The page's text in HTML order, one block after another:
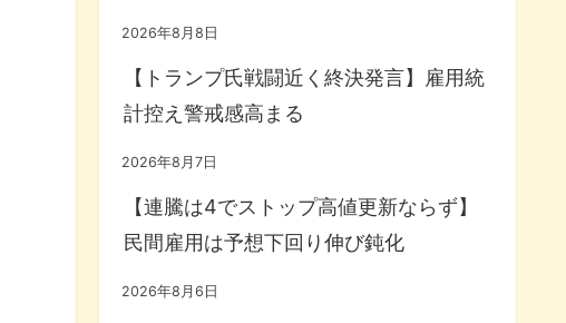
2026年8月8日
【トランプ氏戦闘近く終決発言】雇用統
計控え警戒感高まる
2026年8月7日
【連騰は4でストップ高値更新ならず】
民間雇用は予想下回り伸び鈍化
2026年8月6日